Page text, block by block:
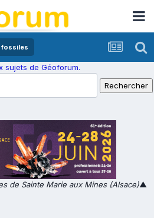
fossiles
sujets de Géoforum.
de Sainte Marie aux Mines (Alsace)▲